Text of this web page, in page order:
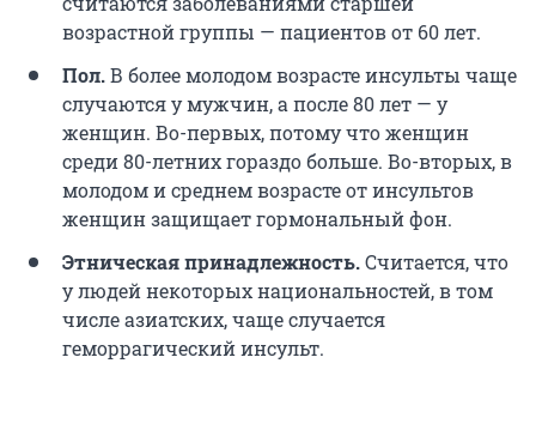
возрастной группы — пациентов от 60 лет.
Пол.В более молодом возрасте инсульты чаще
случаются у мужчин, а после 80 лет — у
женщин. Во-первых, потому что женщин
среди 80-летних гораздо больше. Во-вторых, в
молодом и среднем возрасте от инсультов
женщин защищает гормональный фон.
Этническая принадлежность.Считается, что
у людей некоторых национальностей, в том
числе азиатских, чаще случается
геморрагический инсульт.